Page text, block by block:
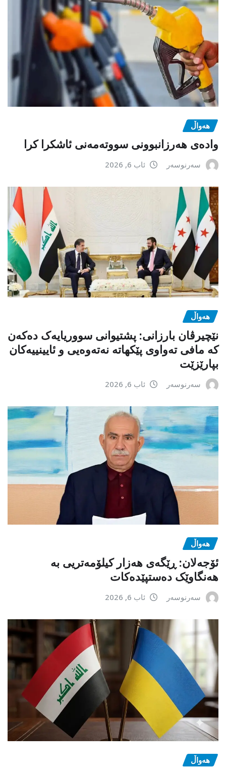
هەواڵ
وادەی هەرزانبوونی سووتەمەنی ئاشکرا کرا
سەرنوسەر ئاب 6, 2026
هەواڵ
نێچیرڤان بارزانی: پشتیوانی سووریایەک دەکەن
کە مافی تەواوی پێکهاتە نەتەوەیی و ئایینییەکان
بپارێزێت
سەرنوسەر ئاب 6, 2026
هەواڵ
ئۆجەلان: ڕێگەی هەزار کیلۆمەتریی بە
هەنگاوێک دەستپێدەکات
سەرنوسەر ئاب 6, 2026
هەواڵ